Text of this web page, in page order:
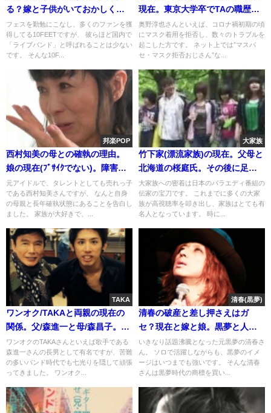
る？嫁と子供がいておかしくな
い年齢。曲から辿る過去の歴代
の彼女像(画像)
フェスを勤勉にこなし、多くのファンを獲
得してる10FEETですが、 彼らほど国内で
「ライブバンド」と呼ばれることは少ない
です。 そんな10F...
現在。東京大学卒でTAの職歴。
障害(ｱｽﾍﾟ)説は嘘?嫁と生年月日
奥野淳也さんといえば、コロナ禍初期の頃
にマスク着用を拒否し、数々のトラブルを
起こした方です。 ネット上では”マスパ
セ・マスク拒否おじさん”な...
邦楽POP
西村知美の母との確執の理由。
娘の現在(ﾌﾞｻｲｸでない)。障害な
く学校生活を!
元アイドルで、タレントとしても売れっ子
である西村知美さんですが、 なんと自身
の母親と長年確執状態にあることを告白し
ました。 家族が大好きで、...
大家族
竹下家(漂流家族)の現在。父母と
北海道の桜庭氏。その後に足切
断?(骨肉腫or癌)
大家族への密着は日本のバラエディ番組の
伝家の宝刀です。 これまでに多くの大家
族が高視聴率を叩き出し、家族はとても有
名人となっています。 時に...
TAKA
ワンオク/TAKAと両親の現在の
関係。父/森進一と母/森昌子。親
権はお父さん
ワンオクのTAKAさんといえば歌手である
森進一さんの長男として有名ですが、苦難
の多いバンド時代でも七光りを隠して頑張
ってきました。 ワンオク...
清春(黒夢)
清春の破産と差し押さえはガ
セ？現在と嫁と娘。黒夢と人時
の仲は？
いきなり話題沸騰となった元黒夢の清春さ
ん。 ソロで活躍しながらも、黒夢のイメ
ージはいつまでも強いです。 そんな清春
さんは黒夢時代の商標を買い...